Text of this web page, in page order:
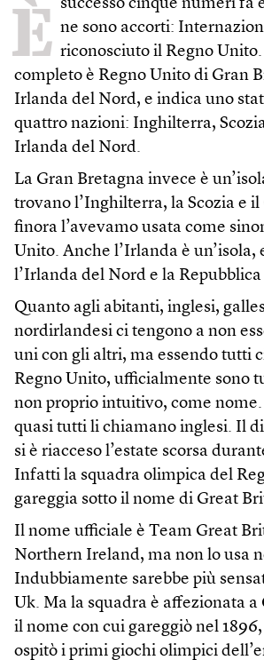
È successo cinque numeri fa
ne sono accorti:
riconosciuto il Regno
completo è Regno Unito di Gran
Irlanda del Nord, e indica uno
quattro nazioni: Inghilterra,
Irlanda del Nord.
La Gran Bretagna invece è
trovano l’Inghilterra, la Scozia e il
finora l’avevamo usata come
Unito. Anche l’Irlanda è un’isola,
l’Irlanda del Nord e la
Quanto agli abitanti, inglesi,
nordirlandesi ci tengono a non
uni con gli altri, ma essendo tutti
Regno Unito, ufficialmente sono
non proprio intuitivo, come nome.
quasi tutti li chiamano inglesi. Il
si è riacceso l’estate scorsa
Infatti la squadra olimpica del
gareggia sotto il nome di Great
Il nome ufficiale è Team Great
Northern Ireland, ma non lo usa
Indubbiamente sarebbe più
Uk. Ma la squadra è affezionata a
il nome con cui gareggiò nel
ospitò i primi giochi olimpici